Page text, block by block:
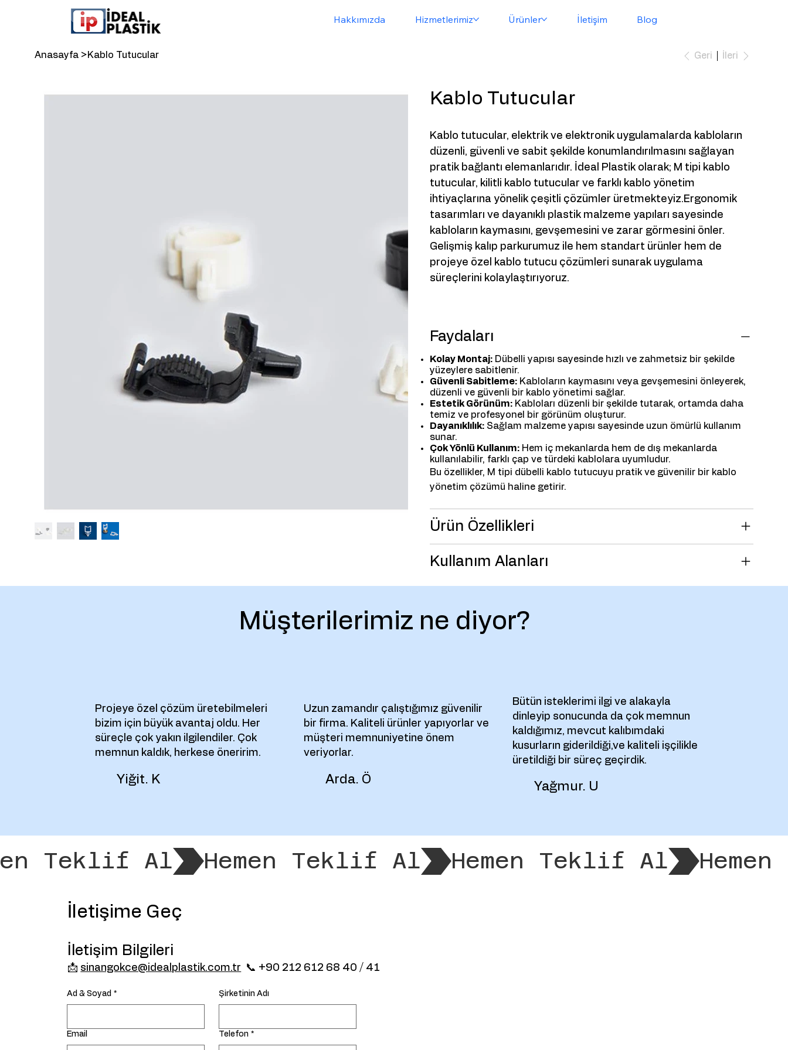
Hakkımızda Hizmetlerimiz Ürünler İletişim Blog
Anasayfa >Kablo Tutucular Geri İleri
Kablo Tutucular
Kablo tutucular, elektrik ve elektronik uygulamalarda kabloların
düzenli, güvenli ve sabit şekilde konumlandırılmasını sağlayan
pratik bağlantı elemanlarıdır. İdeal Plastik olarak; M tipi kablo
tutucular, kilitli kablo tutucular ve farklı kablo yönetim
ihtiyaçlarına yönelik çeşitli çözümler üretmekteyiz.Ergonomik
tasarımları ve dayanıklı plastik malzeme yapıları sayesinde
kabloların kaymasını, gevşemesini ve zarar görmesini önler.
Gelişmiş kalıp parkurumuz ile hem standart ürünler hem de
projeye özel kablo tutucu çözümleri sunarak uygulama
süreçlerini kolaylaştırıyoruz.
Faydaları
Kolay Montaj: Dübelli yapısı sayesinde hızlı ve zahmetsiz bir şekilde
yüzeylere sabitlenir.
Güvenli Sabitleme: Kabloların kaymasını veya gevşemesini önleyerek,
düzenli ve güvenli bir kablo yönetimi sağlar.
Estetik Görünüm: Kabloları düzenli bir şekilde tutarak, ortamda daha
temiz ve profesyonel bir görünüm oluşturur.
Dayanıklılık: Sağlam malzeme yapısı sayesinde uzun ömürlü kullanım
sunar.
Çok Yönlü Kullanım: Hem iç mekanlarda hem de dış mekanlarda
kullanılabilir, farklı çap ve türdeki kablolara uyumludur.
Bu özellikler, M tipi dübelli kablo tutucuyu pratik ve güvenilir bir kablo
yönetim çözümü haline getirir.
Ürün Özellikleri
Kullanım Alanları
Müşterilerimiz ne diyor?
Projeye özel çözüm üretebilmeleri
bizim için büyük avantaj oldu. Her
süreçle çok yakın ilgilendiler. Çok
memnun kaldık, herkese öneririm.
Yiğit. K
Uzun zamandır çalıştığımız güvenilir
bir firma. Kaliteli ürünler yapıyorlar ve
müşteri memnuniyetine önem
veriyorlar.
Arda. Ö
Bütün isteklerimi ilgi ve alakayla
dinleyip sonucunda da çok memnun
kaldığımız, mevcut kalıbımdaki
kusurların giderildiği,ve kaliteli işçilikle
üretildiği bir süreç geçirdik.
Yağmur. U
Teklif Al
İletişime Geç
İletişim Bilgileri
📩 sinangokce@idealplastik.com.tr 📞 +90 212 612 68 40 / 41
Ad & Soyad * Şirketinin Adı
Email Telefon *